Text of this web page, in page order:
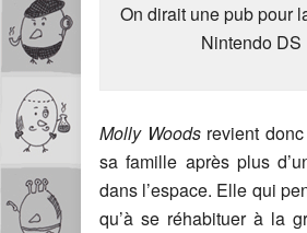
On dirait une pub pour
Nintendo DS
Molly Woodsrevient
sa famille après plus
dans l’espace. Elle qui
qu’à se réhabituer à la